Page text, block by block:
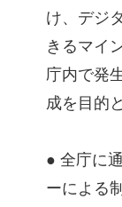
け、デジ
きるマイ
庁内で発
成を目的
● 全庁に
ーによる